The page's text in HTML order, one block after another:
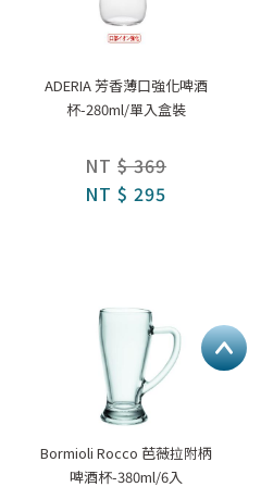
ADERIA 芳香薄口強化啤酒
杯-280ml/單入盒裝
NT $ 369
NT $ 295
Bormioli Rocco 芭薇拉附柄
啤酒杯-380ml/6入